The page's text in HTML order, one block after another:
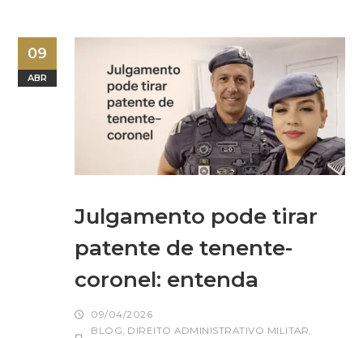
09
ABR
Julgamento pode tirar
patente de tenente-
coronel: entenda
09/04/2026
BLOG, DIREITO ADMINISTRATIVO MILITAR,